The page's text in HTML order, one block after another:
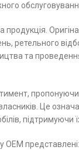
ретельного
та
пропонуючи
Це
підтримуючи
ОЕМ